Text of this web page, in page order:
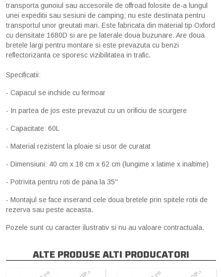
transporta gunoiul sau accesoriile de offroad folosite de-a lungul
unei expeditii sau sesiuni de camping; nu este destinata pentru
transportul unor greutati mari. Este fabricata din material tip Oxford
cu densitate 1680D si are pe laterale doua buzunare. Are doua
bretele largi pentru montare si este prevazuta cu benzi
reflectorizanta ce sporesc vizibilitatea in trafic.
Specificatii:
- Capacul se inchide cu fermoar
- In partea de jos este prevazut cu un orificiu de scurgere
- Capacitate: 60L
- Material rezistent la ploaie si usor de curatat
- Dimensiuni: 40 cm x 18 cm x 62 cm (lungime x latime x inaltime)
- Potrivita pentru roti de pana la 35''
- Montajul se face inserand cele doua bretele prin spitele rotii de
rezerva sau peste aceasta.
Pozele sunt cu caracter ilustrativ si nu au valoare contractuala.
ALTE PRODUSE ALTI PRODUCATORI